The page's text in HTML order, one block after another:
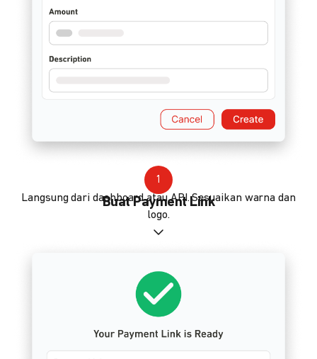
1
Buat Payment Link
Langsung dari dashboard atau API. Sesuaikan warna dan
logo.